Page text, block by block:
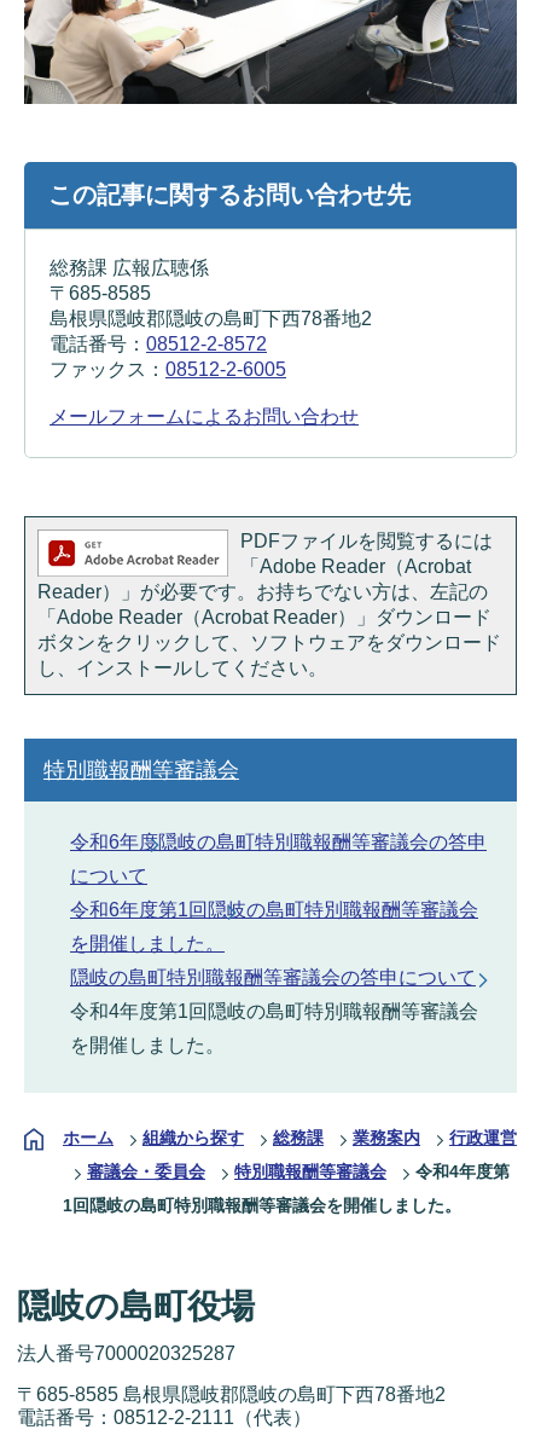
この記事に関するお問い合わせ先
総務課 広報広聴係
〒685-8585
島根県隠岐郡隠岐の島町下西78番地2
電話番号： 08512-2-8572
ファックス： 08512-2-6005
メールフォームによるお問い合わせ
PDFファイルを閲覧するには
「Adobe Reader（Acrobat
Reader）」が必要です。お持ちでない方は、左記の
「Adobe Reader（Acrobat Reader）」ダウンロード
ボタンをクリックして、ソフトウェアをダウンロード
し、インストールしてください。
特別職報酬等審議会
令和6年度隠岐の島町特別職報酬等審議会の答申
について
令和6年度第1回隠岐の島町特別職報酬等審議会
を開催しました。
隠岐の島町特別職報酬等審議会の答申について
令和4年度第1回隠岐の島町特別職報酬等審議会
を開催しました。
ホーム 組織から探す 総務課 業務案内
行政運営
審議会・委員会
特別職報酬等審議会
令和4年度第
1回隠岐の島町特別職報酬等審議会を開催しました。
隠岐の島町役場
法人番号7000020325287
〒685-8585 島根県隠岐郡隠岐の島町下西78番地2
電話番号：08512-2-2111 （代表）